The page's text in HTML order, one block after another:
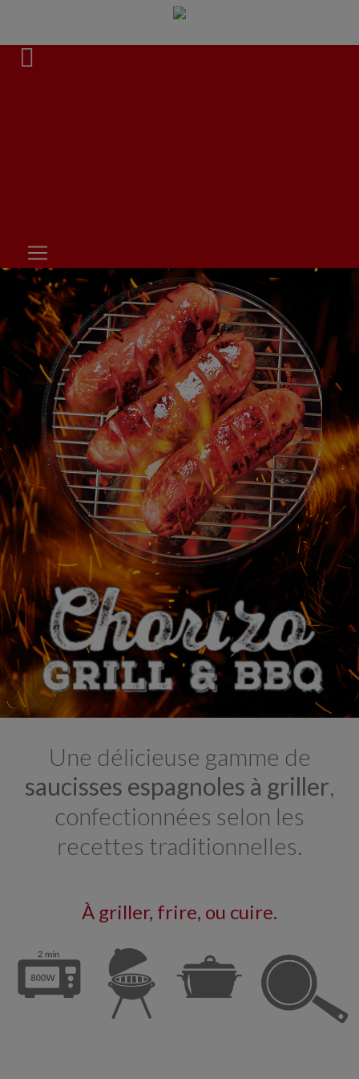
Une délicieuse gamme de
saucisses espagnoles à griller,
confectionnées selon les
recettes traditionnelles.
À griller, frire, ou cuire.